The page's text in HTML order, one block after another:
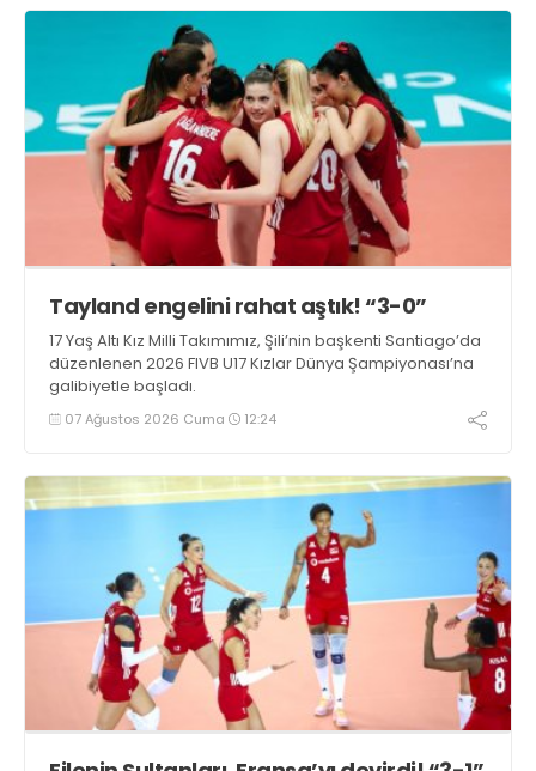
Tayland engelini rahat aştık! “3-0”
17 Yaş Altı Kız Milli Takımımız, Şili’nin başkenti Santiago’da
düzenlenen 2026 FIVB U17 Kızlar Dünya Şampiyonası’na
galibiyetle başladı.
07 Ağustos 2026 Cuma 12:24